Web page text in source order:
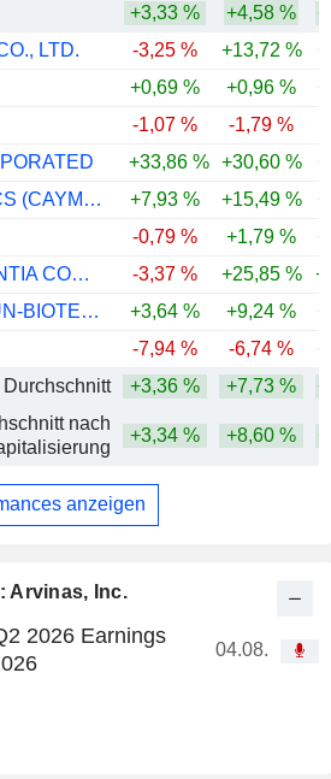
Arvinas, Inc.
2026 Earnings
04.08.
+3,33 % +4,58 %
LTD.
-3,25 % +13,72 %
+0,69 % +0,96 %
-1,07 % -1,79 %
+33,86 % +30,60 %
WUXI BIOLOGICS (CAYMAN) INC.
+7,93 % +15,49 %
-0,79 % +1,79 %
PHARMAESSENTIA CORPORATION
-3,37 % +25,85 %
SICHUAN KELUN-BIOTECH BIOPHARMACEUTICAL CO., LTD.
+3,64 % +9,24 %
-7,94 % -6,74 %
Durchschnitt
+3,36 % +7,73 %
nach
+3,34 % +8,60 %
anzeigen